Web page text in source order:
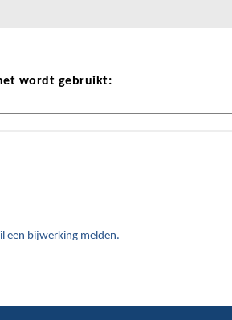
wordt gebruikt:
een bijwerking melden.